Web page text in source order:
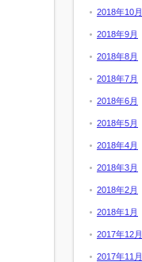
2018年10月
2018年9月
2018年8月
2018年7月
2018年6月
2018年5月
2018年4月
2018年3月
2018年2月
2018年1月
2017年12月
2017年11月